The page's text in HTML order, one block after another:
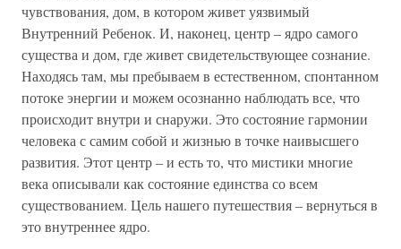
чувствования, дом, в котором живет уязвимый
Внутренний Ребенок. И, наконец, центр – ядро самого
существа и дом, где живет свидетельствующее сознание.
Находясь там, мы пребываем в естественном, спонтанном
потоке энергии и можем осознанно наблюдать все, что
происходит внутри и снаружи. Это состояние гармонии
человека с самим собой и жизнью в точке наивысшего
развития. Этот центр – и есть то, что мистики многие
века описывали как состояние единства со всем
существованием. Цель нашего путешествия – вернуться в
это внутреннее ядро.